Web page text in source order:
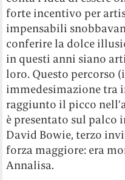
forte incentivo per
impensabili
conferire la dolce
in questi anni siano
loro. Questo percorso
immedesimazione tra
raggiunto il picco
è presentato sul palco
David Bowie, terzo
forza maggiore: era
Annalisa.